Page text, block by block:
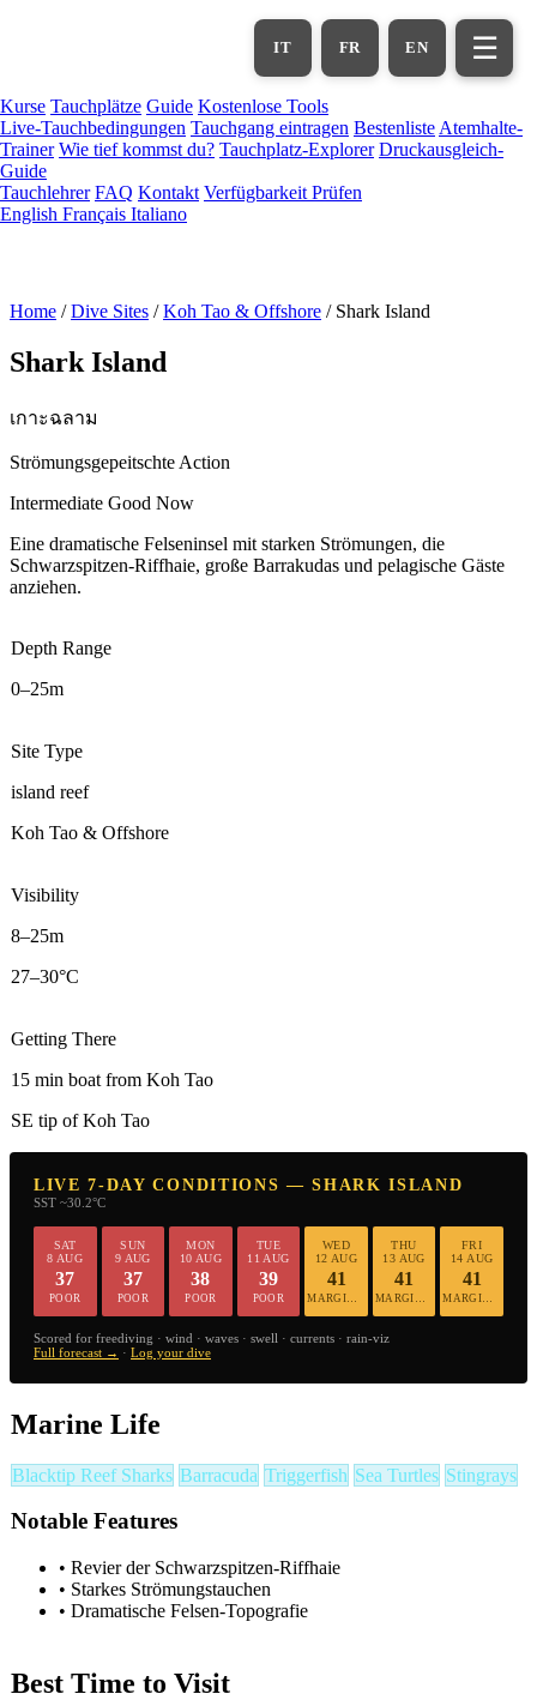
EN
FR
IT ☰
Kurse Tauchplätze Guide Kostenlose Tools
Live-Tauchbedingungen Tauchgang eintragen Bestenliste Atemhalte-
Trainer Wie tief kommst du? Tauchplatz-Explorer Druckausgleich-
Guide
Tauchlehrer FAQ Kontakt Verfügbarkeit Prüfen
English Français Italiano
Home / Dive Sites / Koh Tao & Offshore / Shark Island
Shark Island
เกาะฉลาม
Strömungsgepeitschte Action
Intermediate Good Now
Eine dramatische Felseninsel mit starken Strömungen, die
Schwarzspitzen-Riffhaie, große Barrakudas und pelagische Gäste
anziehen.
Depth Range
0–25m
Site Type
island reef
Koh Tao & Offshore
Visibility
8–25m
27–30°C
Getting There
15 min boat from Koh Tao
SE tip of Koh Tao
LIVE 7-DAY CONDITIONS — SHARK ISLAND
SST ~30.2°C
SAT
8 AUG
37
POOR
SUN
9 AUG
37
POOR
MON
10 AUG
38
POOR
TUE
11 AUG
39
POOR
WED
12 AUG
41
THU
13 AUG
41
FRI
14 AUG
41
Scored for freediving · wind · waves · swell · currents · rain-viz
Full forecast → · Log your dive
Marine Life
Blacktip Reef Sharks Barracuda Triggerfish Sea Turtles Stingrays
Notable Features
• Revier der Schwarzspitzen-Riffhaie
• Starkes Strömungstauchen
• Dramatische Felsen-Topografie
Best Time to Visit